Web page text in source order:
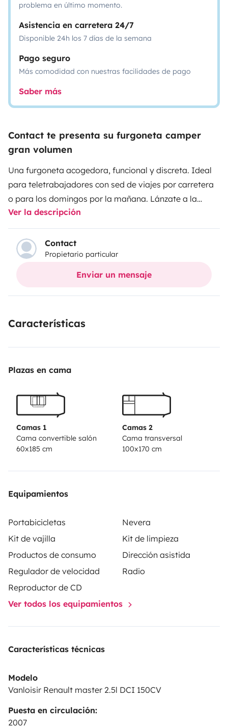
problema en último momento.
Asistencia en carretera 24/7
Disponible 24h los 7 días de la semana
Pago seguro
Más comodidad con nuestras facilidades de pago
Saber más
Contact te presenta su furgoneta camper
gran volumen
Una furgoneta acogedora, funcional y discreta. Ideal
para teletrabajadores con sed de viajes por carretera
o para los domingos por la mañana. Lánzate a la
aventura con total libertad con esta furgoneta
transformada. Cómoda y totalmente equipada, es
perfecta para un fin de semana al aire libre o un largo
viaje por carretera. ¿Listo para vivir momentos únicos
y explorar lugares inolvidables?
Ver la descripción
Contact
Propietario particular
Enviar un mensaje
Características
Plazas en cama
Camas 1
Cama convertible salón
60x185 cm
Camas 2
Cama transversal
100x170 cm
Equipamientos
Portabicicletas
Nevera
Kit de vajilla
Kit de limpieza
Productos de consumo
Dirección asistida
Regulador de velocidad
Radio
Reproductor de CD
Ver todos los equipamientos
Características técnicas
Modelo
Vanloisir Renault master 2.5l DCI 150CV
Puesta en circulación:
2007